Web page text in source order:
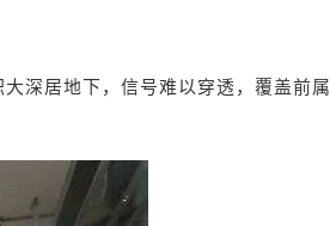
大深居地下，信号难以穿透，覆盖前属